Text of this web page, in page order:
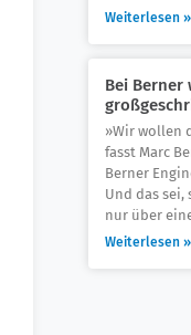
Weiterlesen »
Bei Berner
»Wir wollen
fasst Marc
Berner
Und das sei,
nur über
Weiterlesen »